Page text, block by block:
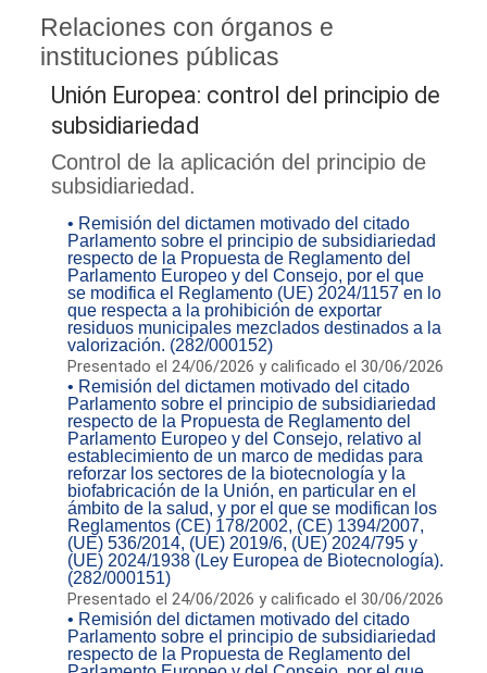
Relaciones con órganos e
instituciones públicas
Unión Europea: control del principio de
subsidiariedad
Control de la aplicación del principio de
subsidiariedad.
• Remisión del dictamen motivado del citado
Parlamento sobre el principio de subsidiariedad
respecto de la Propuesta de Reglamento del
Parlamento Europeo y del Consejo, por el que
se modifica el Reglamento (UE) 2024/1157 en lo
que respecta a la prohibición de exportar
residuos municipales mezclados destinados a la
valorización. (282/000152)
Presentado el 24/06/2026 y calificado el 30/06/2026
• Remisión del dictamen motivado del citado
Parlamento sobre el principio de subsidiariedad
respecto de la Propuesta de Reglamento del
Parlamento Europeo y del Consejo, relativo al
establecimiento de un marco de medidas para
reforzar los sectores de la biotecnología y la
biofabricación de la Unión, en particular en el
ámbito de la salud, y por el que se modifican los
Reglamentos (CE) 178/2002, (CE) 1394/2007,
(UE) 536/2014, (UE) 2019/6, (UE) 2024/795 y
(UE) 2024/1938 (Ley Europea de Biotecnología).
(282/000151)
Presentado el 24/06/2026 y calificado el 30/06/2026
• Remisión del dictamen motivado del citado
Parlamento sobre el principio de subsidiariedad
respecto de la Propuesta de Reglamento del